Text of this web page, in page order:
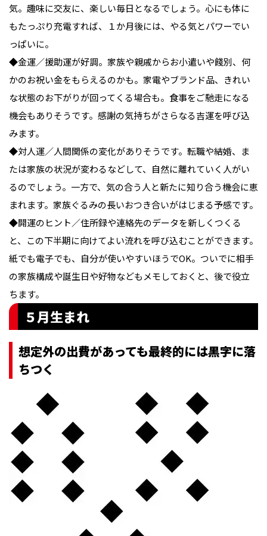
気。趣味に交友に、楽しい毎日となるでしょう。心にも体に
もたっぷり充電すれば、１か月後には、やる気とパワーでい
っぱいに。
◆金運／援助運が好調。家族や親戚からお小遣いや餞別、何
かのお祝い金をもらえるのかも。家電やブランド品、きれい
な状態のお下がりが回ってくる場合も。食事をご馳走になる
機会もありそうです。感謝の気持ちがさらなる吉運を呼び込
みます。
◆対人運／人間関係の変化がありそうです。転職や結婚、ま
たは家族の状況が変わるなどして、自然に離れていく人がい
るのでしょう。一方で、気の合う人と新たに知り合う機会に恵
まれます。家族ぐるみの長いおつき合いがはじまる予感です。
◆開運のヒント／住所録や連絡先のデータを新しくつくる
と、この下半期に向けてよい流れを呼び込むことができます。
紙でも電子でも、自分が使いやすいほうでOK。ついでに相手
の家族構成や誕生日や好物などもメモしておくと、後で役立
ちます。
５月生まれ
想定外の出費があっても最終的には黒字に落
ちつく